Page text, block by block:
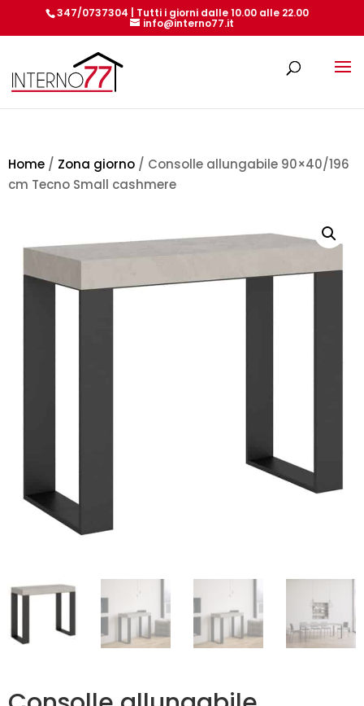
347/0737304 | Tutti i giorni dalle 10.00 alle 22.00
info@interno77.it
Home / Zona giorno / Consolle allungabile 90×40/196
cm Tecno Small cashmere